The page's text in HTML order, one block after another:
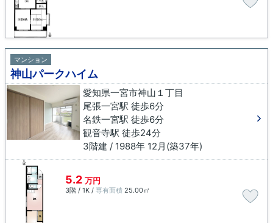
マンション
神山パークハイム
愛知県一宮市神山１丁目
尾張一宮駅 徒歩6分
名鉄一宮駅 徒歩6分
観音寺駅 徒歩24分
3階建 / 1988年 12月(築37年)
5.2 万円
3階 / 1K / 専有面積 25.00㎡